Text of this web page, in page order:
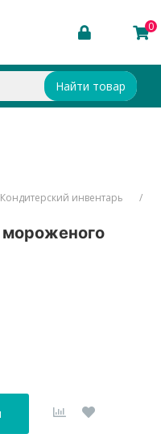
0
Найти товар
Кондитерский инвентарь